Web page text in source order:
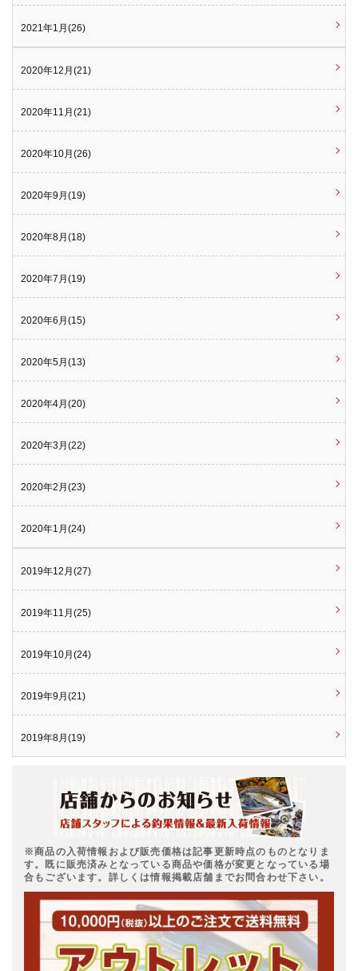
2021年1月(26)
2020年12月(21)
2020年11月(21)
2020年10月(26)
2020年9月(19)
2020年8月(18)
2020年7月(19)
2020年6月(15)
2020年5月(13)
2020年4月(20)
2020年3月(22)
2020年2月(23)
2020年1月(24)
2019年12月(27)
2019年11月(25)
2019年10月(24)
2019年9月(21)
2019年8月(19)
※商品の入荷情報および販売価格は記事更新時点のものとなりま
す。既に販売済みとなっている商品や価格が変更となっている場
合もございます。詳しくは情報掲載店舗までお問合わせ下さい。